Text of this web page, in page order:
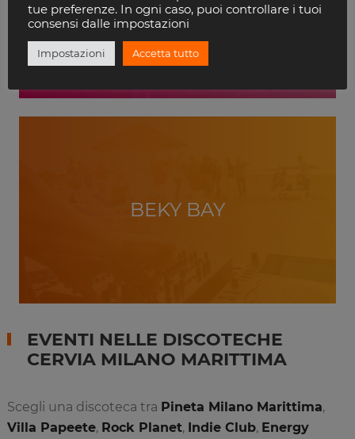
RICCIONE
BEKY BAY
EVENTI NELLE DISCOTECHE
CERVIA MILANO MARITTIMA
Scegli una discoteca tra Pineta Milano Marittima,
Villa Papeete, Rock Planet, Indie Club, Energy
tue preferenze. In ogni caso, puoi controllare i tuoi
consensi dalle impostazioni
Impostazioni Accetta tutto